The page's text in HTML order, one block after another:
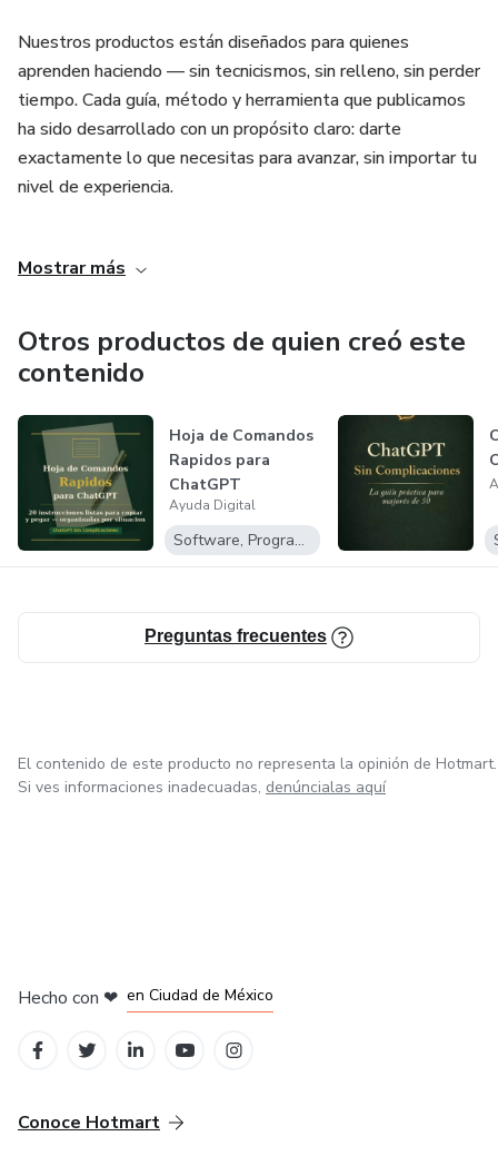
Nuestros productos están diseñados para quienes
aprenden haciendo — sin tecnicismos, sin relleno, sin perder
tiempo. Cada guía, método y herramienta que publicamos
ha sido desarrollado con un propósito claro: darte
exactamente lo que necesitas para avanzar, sin importar tu
nivel de experiencia.
ser un privilegio. Por eso ofrecemos recursos accesibles,
Bienvenido a Ayuda Digital — aquí encontrarás lo que
necesitas para dar el siguiente paso.
Mostrar más
Otros productos de quien creó este
contenido
Hoja de Comandos
Rapidos para
ChatGPT
Ayuda Digital
Software, Programas para descargar
Preguntas frecuentes
El contenido de este producto no representa la opinión de Hotmart.
Si ves informaciones inadecuadas, denúncialas aquí
Hecho con ❤ en Ciudad de México
Conoce Hotmart